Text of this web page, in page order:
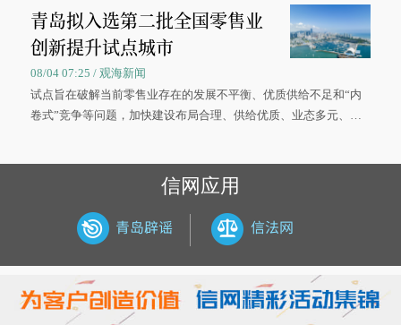
大学材料科学与工程学院材料类专业的录取通知书。
青岛拟入选第二批全国零售业
创新提升试点城市
08/04 07:25 / 观海新闻
试点旨在破解当前零售业存在的发展不平衡、优质供给不足和“内
卷式”竞争等问题，加快建设布局合理、供给优质、业态多元、智
信网应用